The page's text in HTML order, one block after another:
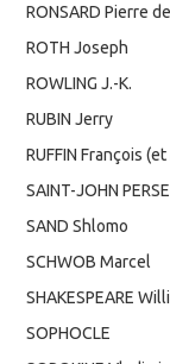
RONSARD Pierre de
ROTH Joseph
ROWLING J.-K.
RUBIN Jerry
RUFFIN François
SAINT-JOHN PERSE
SAND Shlomo
SCHWOB Marcel
SHAKESPEARE
SOPHOCLE